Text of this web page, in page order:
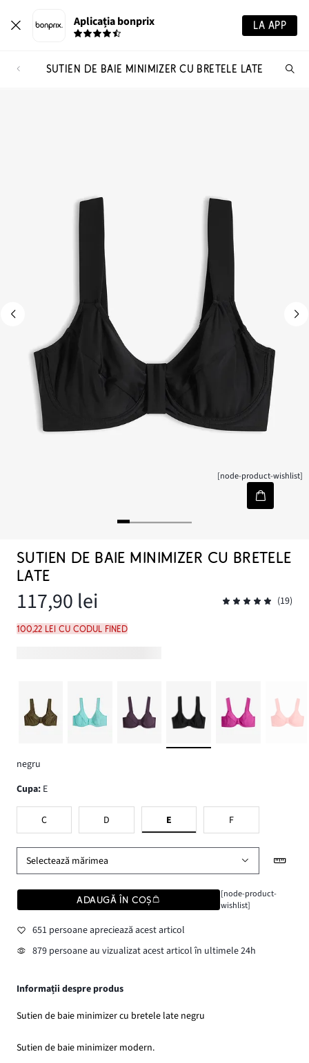
Aplicația bonprix LA APP
SUTIEN DE BAIE MINIMIZER CU BRETELE LATE
[node-product-wishlist]
SUTIEN DE BAIE MINIMIZER CU BRETELE
LATE
117,90 lei (19)
100,22 lei cu codul FINED
negru
Cupa: E
C D E F
Selectează mărimea
ADAUGĂ ÎN COȘ
[node-product-
wishlist]
651 persoane apreciează acest articol
879 persoane au vizualizat acest articol în ultimele 24h
Informații despre produs
Sutien de baie minimizer cu bretele late negru
Sutien de baie minimizer modern.